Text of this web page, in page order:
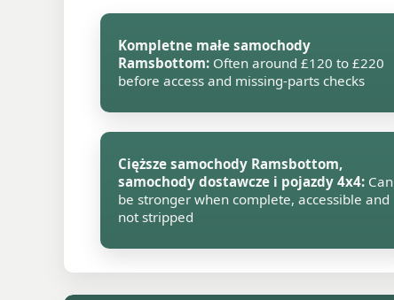
Kompletne małe samochody
Ramsbottom: Often around £120 to £220
before access and missing-parts checks
Cięższe samochody Ramsbottom,
samochody dostawcze i pojazdy 4x4: Can
be stronger when complete, accessible and
not stripped